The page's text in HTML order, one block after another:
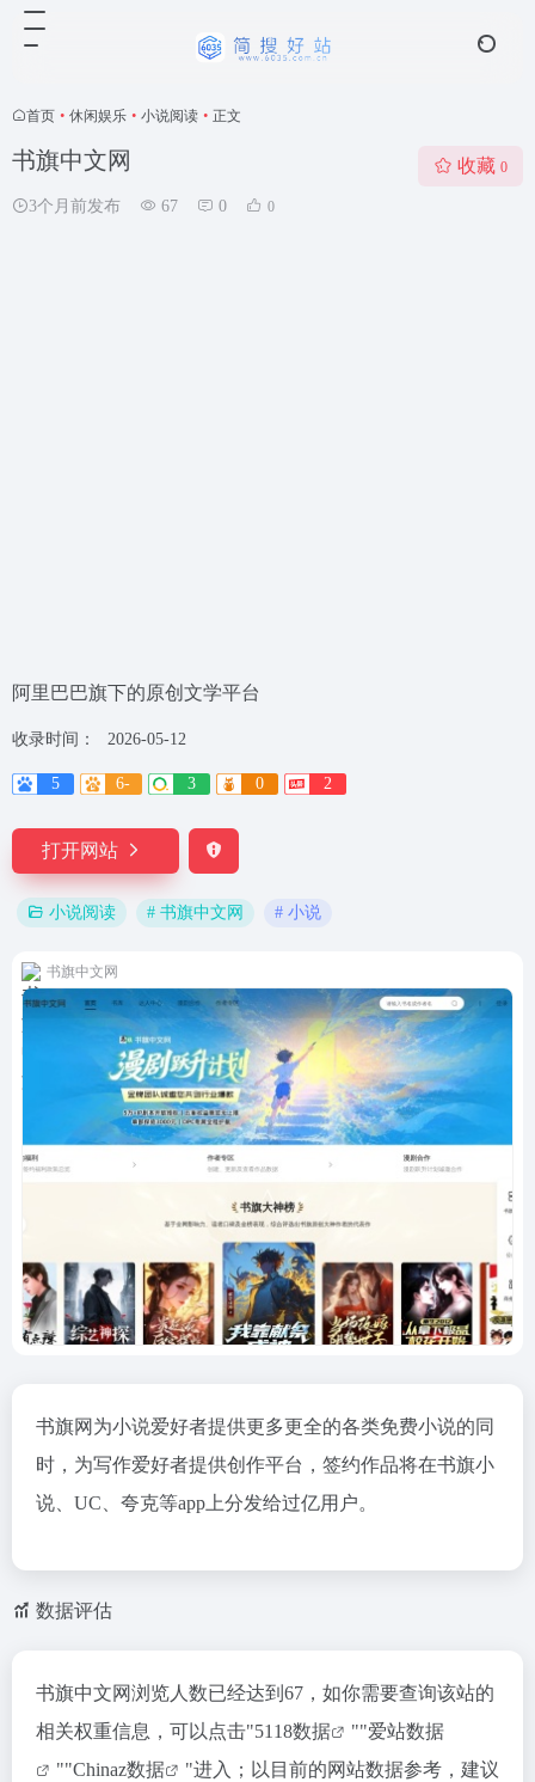
首页 • 休闲娱乐 • 小说阅读 • 正文
书旗中文网
3个月前发布 67 0 0
收藏 0
阿里巴巴旗下的原创文学平台
收录时间： 2026-05-12
5 6- 3 0 2
打开网站
小说阅读 # 书旗中文网 # 小说
书旗中文网
书旗网为小说爱好者提供更多更全的各类免费小说的同
时，为写作爱好者提供创作平台，签约作品将在书旗小
说、UC、夸克等app上分发给过亿用户。
数据评估
书旗中文网浏览人数已经达到67，如你需要查询该站的
相关权重信息，可以点击"5118数据 ""爱站数据
""Chinaz数据
"进入；以目前的网站数据参考，建议